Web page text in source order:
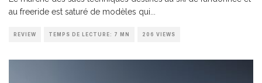
au freeride est saturé de modèles qui
REVIEW TEMPS DE LECTURE: 7 MN 206 VIEWS